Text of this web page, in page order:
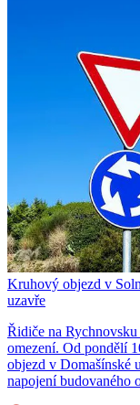
Kruhový objezd v
uzavře
Řidiče na
omezení. Od pondělí
objezd v Domašínské
napojení budovaného